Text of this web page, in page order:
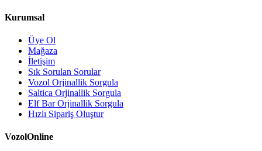
Kurumsal
Üye Ol
Mağaza
İletişim
Sık Sorulan Sorular
Vozol Orjinallik Sorgula
Saltica Orjinallik Sorgula
Elf Bar Orjinallik Sorgula
Hızlı Sipariş Oluştur
VozolOnline